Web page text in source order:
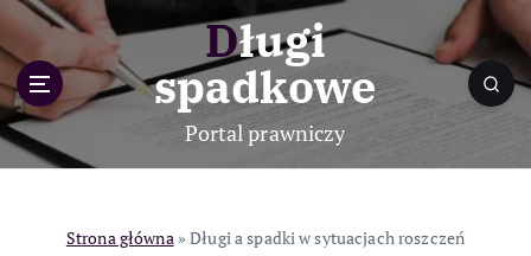
p
o
c
Długi
spadkowe
Portal prawniczy
Strona główna»Długi a spadki w sytuacjach roszczeń